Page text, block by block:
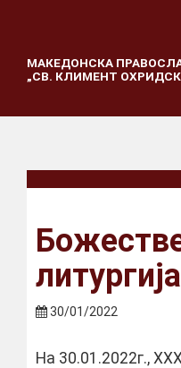
МАКЕДОНСКА
„СВ. КЛИМЕНТ
литургија
30/01/2022
На 30.01.2022г.,